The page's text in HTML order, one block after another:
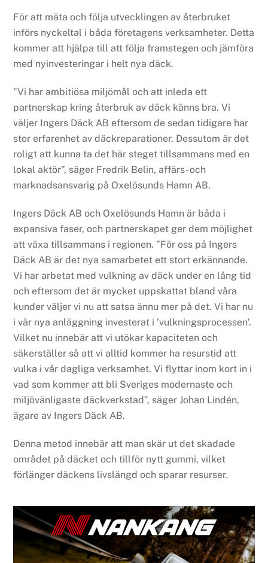
För att mäta och följa utvecklingen av återbruket
införs nyckeltal i båda företagens verksamheter. Detta
kommer att hjälpa till att följa framstegen och jämföra
med nyinvesteringar i helt nya däck.
”Vi har ambitiösa miljömål och att inleda ett
partnerskap kring återbruk av däck känns bra. Vi
väljer Ingers Däck AB eftersom de sedan tidigare har
stor erfarenhet av däckreparationer. Dessutom är det
roligt att kunna ta det här steget tillsammans med en
lokal aktör”, säger Fredrik Belin, affärs- och
marknadsansvarig på Oxelösunds Hamn AB.
Ingers Däck AB och Oxelösunds Hamn är båda i
expansiva faser, och partnerskapet ger dem möjlighet
att växa tillsammans i regionen. ”För oss på Ingers
Däck AB är det nya samarbetet ett stort erkännande.
Vi har arbetat med vulkning av däck under en lång tid
och eftersom det är mycket uppskattat bland våra
kunder väljer vi nu att satsa ännu mer på det. Vi har nu
i vår nya anläggning investerat i ’vulkningsprocessen’.
Vilket nu innebär att vi utökar kapaciteten och
säkerställer så att vi alltid kommer ha resurstid att
vulka i vår dagliga verksamhet. Vi flyttar inom kort in i
vad som kommer att bli Sveriges modernaste och
miljövänligaste däckverkstad”, säger Johan Lindén,
ägare av Ingers Däck AB.
Denna metod innebär att man skär ut det skadade
området på däcket och tillför nytt gummi, vilket
förlänger däckens livslängd och sparar resurser.